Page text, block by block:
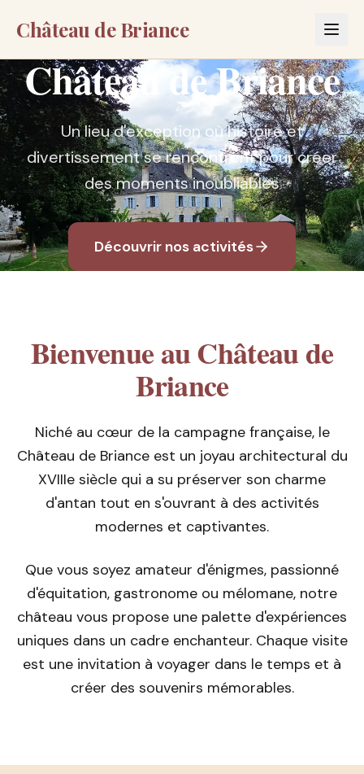
Château de Briance
Château de Briance
Un lieu d'exception où histoire et
divertissement se rencontrent pour créer
des moments inoubliables
Découvrir nos activités
Bienvenue au Château de
Briance
Niché au cœur de la campagne française, le
Château de Briance est un joyau architectural du
XVIIIe siècle qui a su préserver son charme
d'antan tout en s'ouvrant à des activités
modernes et captivantes.
Que vous soyez amateur d'énigmes, passionné
d'équitation, gastronome ou mélomane, notre
château vous propose une palette d'expériences
uniques dans un cadre enchanteur. Chaque visite
est une invitation à voyager dans le temps et à
créer des souvenirs mémorables.